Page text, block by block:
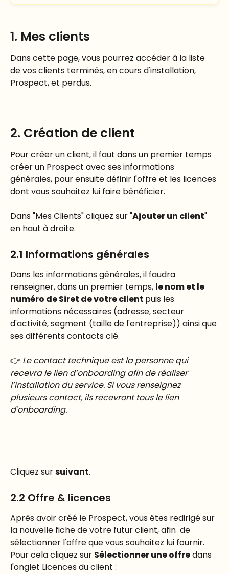
1. Mes clients
Dans cette page, vous pourrez accéder à la liste
de vos clients terminés, en cours d'installation,
Prospect, et perdus.
2. Création de client
Pour créer un client, il faut dans un premier temps
créer un Prospect avec ses informations
générales, pour ensuite définir l'offre et les licences
dont vous souhaitez lui faire bénéficier.
Dans "Mes Clients" cliquez sur "Ajouter un client"
en haut à droite.
2.1 Informations générales
Dans les informations générales, il faudra
renseigner, dans un premier temps, le nom et le
numéro de Siret de votre client puis les
informations nécessaires (adresse, secteur
d'activité, segment (taille de l'entreprise)) ainsi que
ses différents contacts clé.
👉 Le contact technique est la personne qui
recevra le lien d’onboarding afin de réaliser
l’installation du service. Si vous renseignez
plusieurs contact, ils recevront tous le lien
d'onboarding.
Cliquez sur suivant.
2.2 Offre & licences
Après avoir créé le Prospect, vous êtes redirigé sur
la nouvelle fiche de votre futur client, afin  de
sélectionner l'offre que vous souhaitez lui fournir.
Pour cela cliquez sur Sélectionner une offre dans
l'onglet Licences du client :